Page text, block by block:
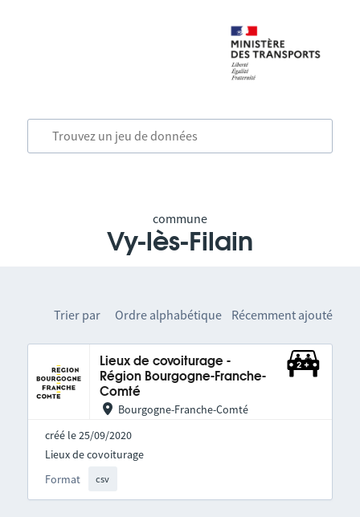
commune
Vy-lès-Filain
Trier par Ordre alphabétique Récemment ajouté
Lieux de covoiturage -
Région Bourgogne-Franche-
Comté
Bourgogne-Franche-Comté
créé le 25/09/2020
Format csv
Lieux de covoiturage